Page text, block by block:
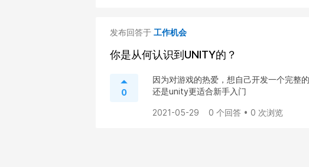
发布回答于 工作机会
你是从何认识到UNITY的？
0
因为对游戏的热爱，想自己开发一个完整
还是unity更适合新手入门
2021-05-29 0 个回答 • 0 次浏览